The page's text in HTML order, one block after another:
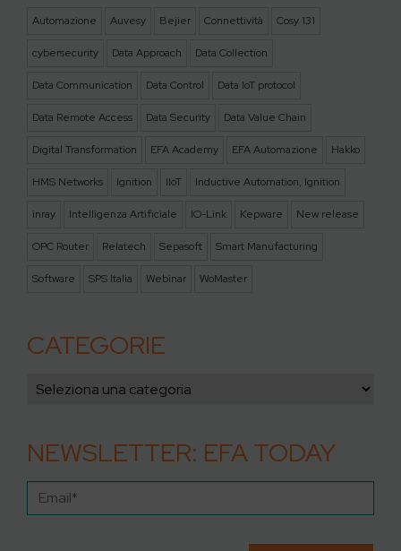
Automazione Auvesy Bejier Connettività Cosy 131
cybersecurity Data Approach Data Collection
Data Communication Data Control Data IoT protocol
Data Remote Access Data Security Data Value Chain
Digital Transformation EFA Academy EFA Automazione Hakko
HMS Networks Ignition IIoT Inductive Automation, Ignition
inray Intelligenza Artificiale IO-Link Kepware New release
OPC Router Relatech Sepasoft Smart Manufacturing
Software SPS Italia Webinar WoMaster
CATEGORIE
NEWSLETTER: EFA TODAY